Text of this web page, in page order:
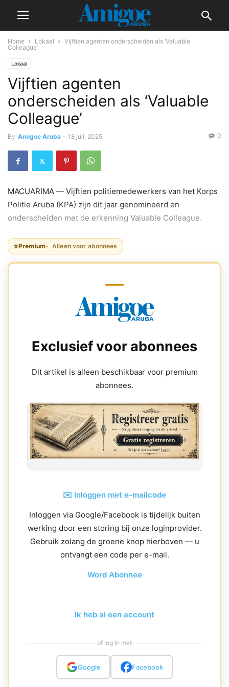
Home Lokaal
Vijftien agenten onderscheiden als ‘Valuable
Colleague’
Lokaal
Vijftien agenten
onderscheiden als ‘Valuable
Colleague’
By Amigoe Aruba - 18 juli, 2025 0
MACUARIMA — Vijftien politiemedewerkers van het Korps
Politie Aruba (KPA) zijn dit jaar genomineerd en
onderscheiden met de erkenning Valuable Colleague.
⭐Premium Alleen voor abonnees
Exclusief voor abonnees
Dit artikel is alleen beschikbaar voor premium
abonnees.
✉️ Inloggen met e-mailcode
Inloggen via Google/Facebook is tijdelijk buiten
werking door een storing bij onze loginprovider.
Gebruik zolang de groene knop hierboven — u
ontvangt een code per e-mail.
Word Abonnee
Ik heb al een account
of log in met
Google Facebook